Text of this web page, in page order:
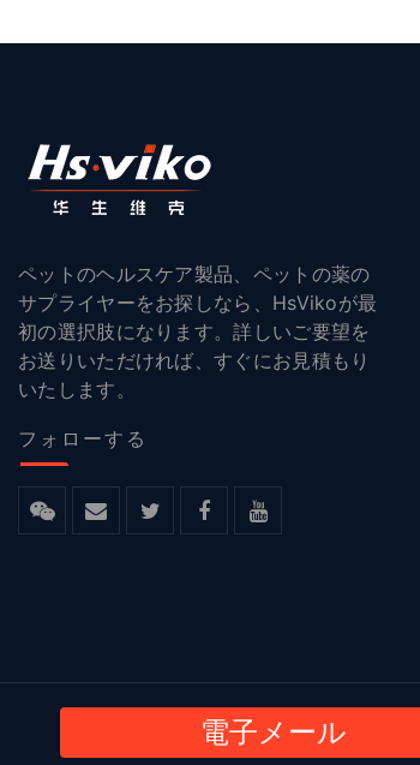
ペットのヘルスケア製品、ペットの薬の
サプライヤーをお探しなら、HsVikoが最
初の選択肢になります。詳しいご要望を
お送りいただければ、すぐにお見積もり
いたします。
フォローする
電子メール